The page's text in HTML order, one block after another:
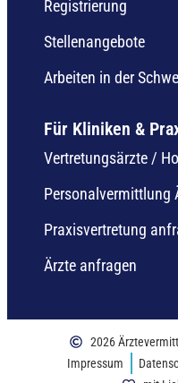
Registrierung
Stellenangebote
Arbeiten in der
Für Kliniken &
Vertretungsärzte /
Personalvermittlung
Praxisvertretung
Ärzte anfragen
2026
Impressum